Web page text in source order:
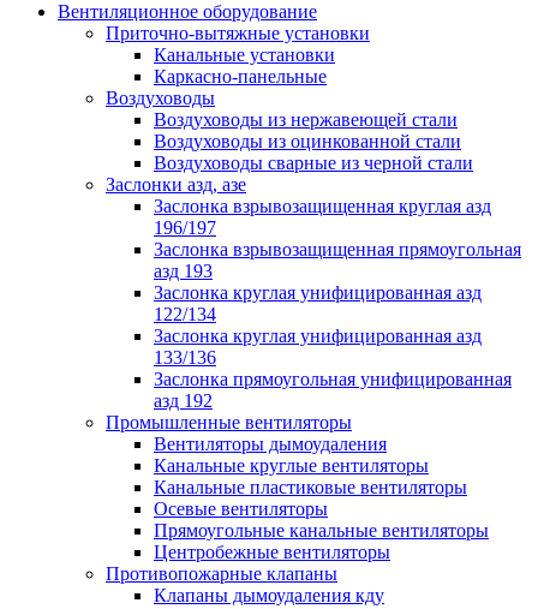
Вентиляционное оборудование
Приточно-вытяжные установки
Канальные установки
Каркасно-панельные
Воздуховоды
Воздуховоды из нержавеющей стали
Воздуховоды из оцинкованной стали
Воздуховоды сварные из черной стали
Заслонки азд, азе
Заслонка взрывозащищенная круглая азд
196/197
Заслонка взрывозащищенная прямоугольная
азд 193
Заслонка круглая унифицированная азд
122/134
Заслонка круглая унифицированная азд
133/136
Заслонка прямоугольная унифицированная
азд 192
Промышленные вентиляторы
Вентиляторы дымоудаления
Канальные круглые вентиляторы
Канальные пластиковые вентиляторы
Осевые вентиляторы
Прямоугольные канальные вентиляторы
Центробежные вентиляторы
Противопожарные клапаны
Клапаны дымоудаления кду